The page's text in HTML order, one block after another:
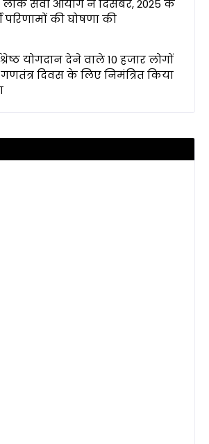
सेवा आयोग ने दिसंबर, 2025 के
परिणामों की घोषणा की
योगदान देने वाले 10 हजार लोगों
दिवस के लिए निमंत्रित किया